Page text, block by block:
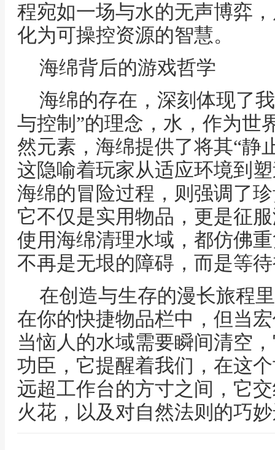
程宛如一场与水的无声博弈
化为可操控资源的智慧。
海绵背后的游戏哲学
海绵的存在，深刻体现了
与控制”的理念，水，作为世
然元素，海绵提供了将其“静
这隐喻着玩家从适应环境到
海绵的冒险过程，则强调了
它不仅是实用物品，更是征
使用海绵清理水域，都仿佛
不再是无垠的障碍，而是等
在创造与生存的漫长旅程
在你的快捷物品栏中，但当
当恼人的水域需要瞬间清空
功臣，它提醒着我们，在这
远超工作台的方寸之间，它
火花，以及对自然法则的巧